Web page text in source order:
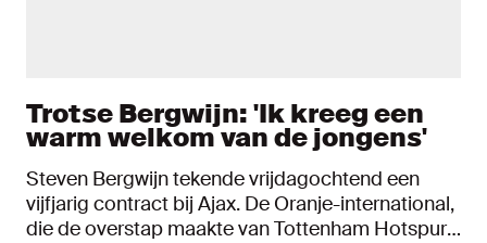
Trotse Bergwijn: 'Ik kreeg een
warm welkom van de jongens'
Steven Bergwijn tekende vrijdagochtend een
vijfjarig contract bij Ajax. De Oranje-international,
die de overstap maakte van Tottenham Hotspur